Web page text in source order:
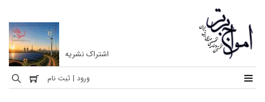
نشریه
اشتراک نشریه
ورود | ثبت نام